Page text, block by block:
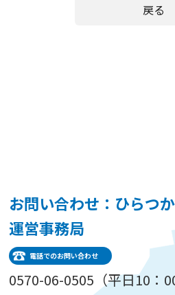
戻る
お問い合わせ：ひらつ
運営事務局
電話でのお問い合わせ
0570-06-0505（平日10：